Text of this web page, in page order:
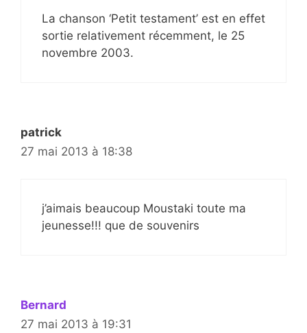
La chanson ‘Petit testament’ est en effet
sortie relativement récemment, le 25
novembre 2003.
patrick
27 mai 2013 à 18:38
j’aimais beaucoup Moustaki toute ma
jeunesse!!! que de souvenirs
Bernard
27 mai 2013 à 19:31